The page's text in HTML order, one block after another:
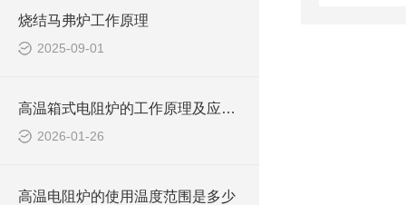
烧结马弗炉工作原理
2025-09-01
高温箱式电阻炉的工作原理及应用领域
2026-01-26
高温电阻炉的使用温度范围是多少